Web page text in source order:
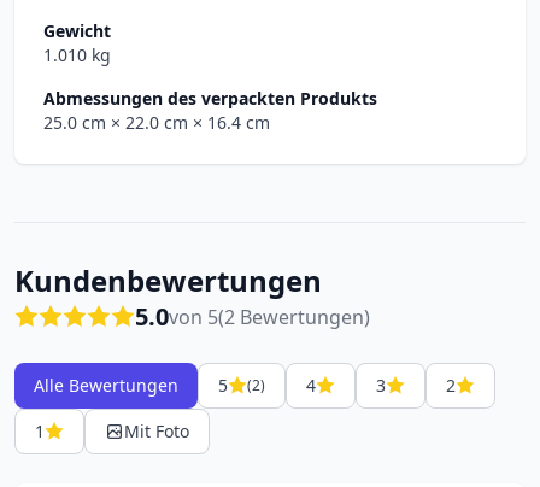
Gewicht
1.010 kg
Abmessungen des verpackten Produkts
25.0 cm × 22.0 cm × 16.4 cm
Kundenbewertungen
5.0von 5(2 Bewertungen)
Alle Bewertungen 5 (2) 4 3
2
1
Mit Foto